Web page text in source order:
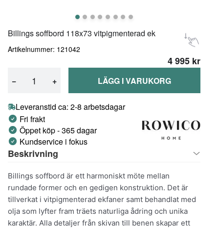
Billings soffbord 118x73 vitpigmenterad ek
Artikelnummer: 121042
4 995 kr
− + LÄGG I VARUKORG
Leveranstid ca: 2-8 arbetsdagar
Fri frakt
Öppet köp - 365 dagar
Kundservice i fokus
Beskrivning
Billings soffbord är ett harmoniskt möte mellan
rundade former och en gedigen konstruktion. Det är
tillverkat i vitpigmenterad ekfaner samt behandlat med
olja som lyfter fram träets naturliga ådring och unika
karaktär. Alla detaljer från skivan till benen skapar ett